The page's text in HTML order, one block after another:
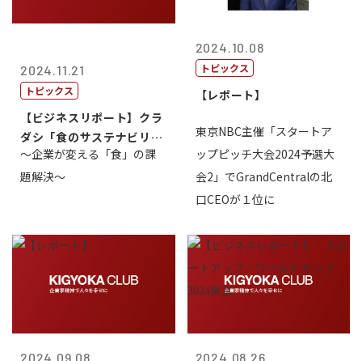
2024.11.21
トピックス
【ビジネスリポート】クラ
ダシ「食のサステナビリテ
ィ共創・協働...
～企業が変える「食」の課
題解決～
2024.10.08
トピックス
【レポート】
東京NBC主催「スタートア
ップピッチ大会2024予選大
会2」でGrandCentralの北
口CEOが１位に
2024.09.08 2024.08.26